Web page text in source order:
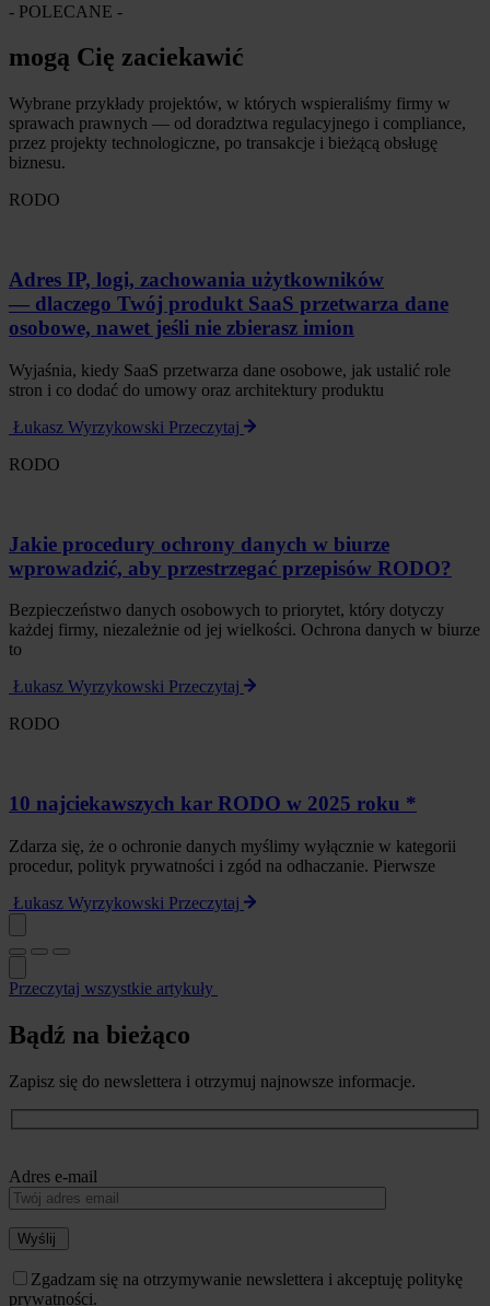
- POLECANE -
mogą Cię zaciekawić
Wybrane przykłady projektów, w których wspieraliśmy firmy w
sprawach prawnych — od doradztwa regulacyjnego i compliance,
przez projekty technologiczne, po transakcje i bieżącą obsługę
biznesu.
RODO
Adres IP, logi, zachowania użytkowników
— dlaczego Twój produkt SaaS przetwarza dane
osobowe, nawet jeśli nie zbierasz imion
Wyjaśnia, kiedy SaaS przetwarza dane osobowe, jak ustalić role
stron i co dodać do umowy oraz architektury produktu
Łukasz Wyrzykowski Przeczytaj
RODO
Jakie procedury ochrony danych w biurze
wprowadzić, aby przestrzegać przepisów RODO?
Bezpieczeństwo danych osobowych to priorytet, który dotyczy
każdej firmy, niezależnie od jej wielkości. Ochrona danych w biurze
to
Łukasz Wyrzykowski Przeczytaj
RODO
10 najciekawszych kar RODO w 2025 roku *
Zdarza się, że o ochronie danych myślimy wyłącznie w kategorii
procedur, polityk prywatności i zgód na odhaczanie. Pierwsze
Łukasz Wyrzykowski Przeczytaj
Przeczytaj wszystkie artykuły
Bądź na bieżąco
Zapisz się do newslettera i otrzymuj najnowsze informacje.
Adres e-mail
Wyślij
Zgadzam się na otrzymywanie newslettera i akceptuję politykę
prywatności.